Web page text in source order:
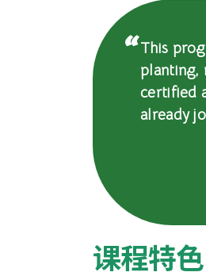
This
planting,
certified
already
课程特色